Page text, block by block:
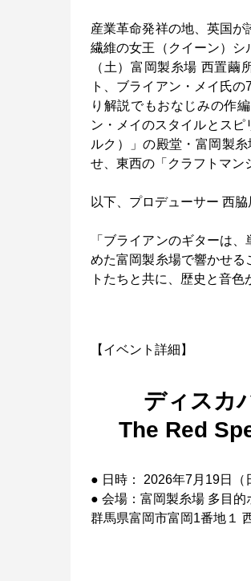
産業革命発祥の地、英国が
繊維の女王（クイーン）シ
（土）富岡製糸場 西置
ト、ブライアン・メイ氏
り解説でもおなじみの作
ン・メイのスタイルとス
ルク）」の殿堂・富岡製
せ、東西の「クラフトマン
以下、プロデューサー 西
「ブライアンのギターは
めた富岡製糸場で響かせる
トたちと共に、歴史と音色
【イベント詳細】
ディスカ
The Red
● 日時： 2026年7月19日（
● 会場：富岡製糸場 多目
群馬県富岡市富岡1番地１